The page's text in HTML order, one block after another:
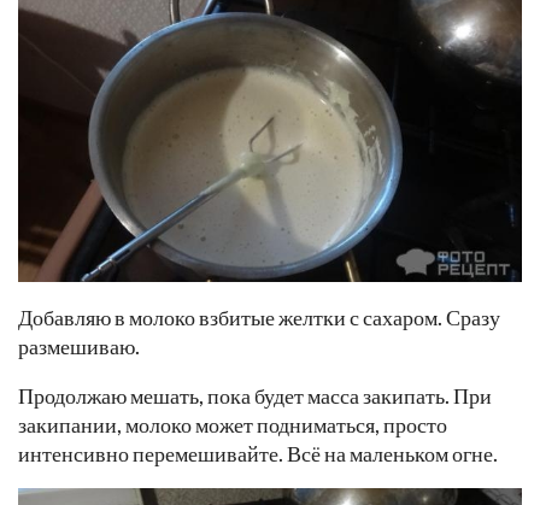
Добавляю в молоко взбитые желтки с сахаром. Сразу
размешиваю.
Продолжаю мешать, пока будет масса закипать. При
закипании, молоко может подниматься, просто
интенсивно перемешивайте. Всё на маленьком огне.